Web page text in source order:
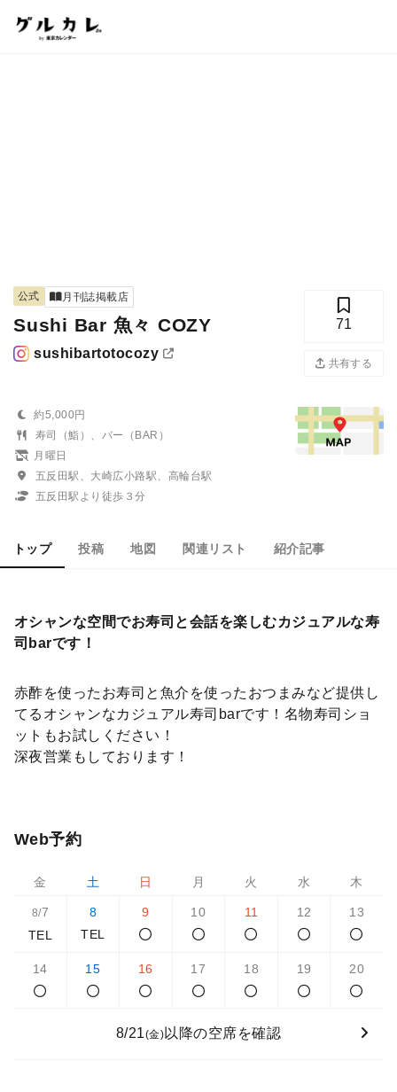
公式 月刊誌掲載店
Sushi Bar 魚々 COZY
sushibartotocozy
71
共有する
約5,000円
寿司（鮨）、バー（BAR）
月曜日
五反田駅、大崎広小路駅、高輪台駅
五反田駅より徒歩３分
トップ 投稿 地図 関連リスト 紹介記事
オシャンな空間でお寿司と会話を楽しむカジュアルな寿
司barです！
赤酢を使ったお寿司と魚介を使ったおつまみなど提供し
てるオシャンなカジュアル寿司barです！名物寿司ショ
ットもお試しください！
深夜営業もしております！
Web予約
金 土 日 月 火 水 木
8/7
TEL
8
TEL
9 10 11 12 13
14 15 16 17 18 19 20
8/21(金) 以降の空席を確認